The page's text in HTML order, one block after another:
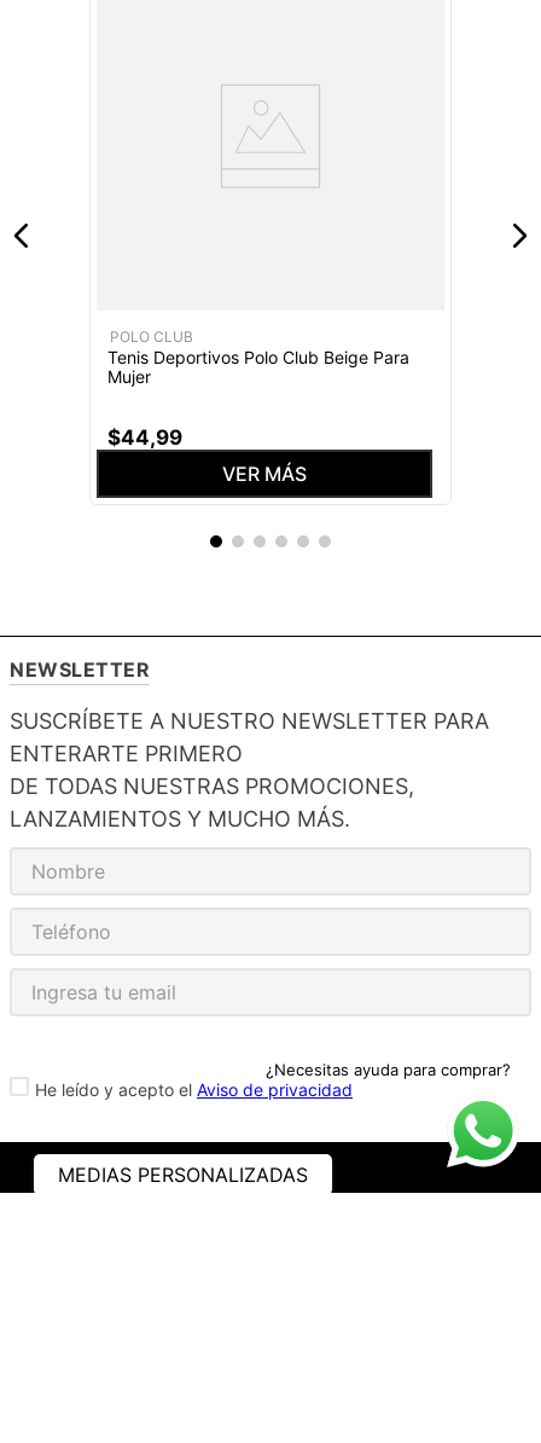
¿Necesitas ayuda para comprar?
POLO CLUB
Tenis Deportivos Polo Club Beige Para
Mujer
$44,99
VER MÁS
NEWSLETTER
SUSCRÍBETE A NUESTRO NEWSLETTER PARA
ENTERARTE PRIMERO
DE TODAS NUESTRAS PROMOCIONES,
LANZAMIENTOS Y MUCHO MÁS.
He leído y acepto el Aviso de privacidad
MEDIAS PERSONALIZADAS